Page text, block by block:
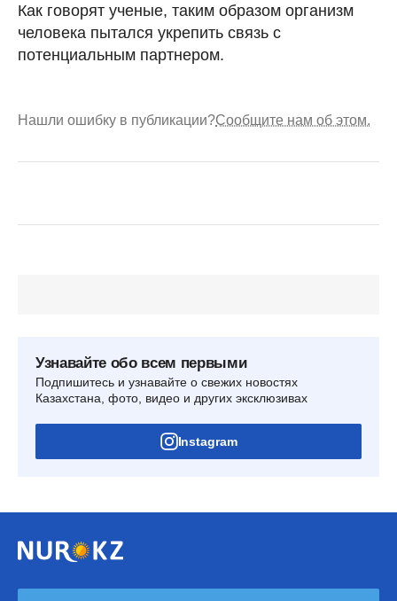
Как говорят ученые, таким образом организм
человека пытался укрепить связь с
потенциальным партнером.
Нашли ошибку в публикации?Сообщите нам об этом.
Узнавайте обо всем первыми
Подпишитесь и узнавайте о свежих новостях
Казахстана, фото, видео и других эксклюзивах
Instagram